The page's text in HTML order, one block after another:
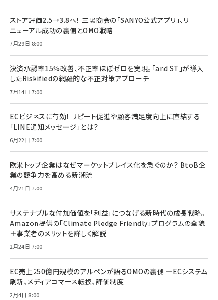
ストア評価2.5→3.8へ！ 三陽商会の「SANYO公式アプリ」、リ
ニューアル成功の裏側とOMO戦略
7月29日 8:00
決済承認率15%改善、不正率ほぼゼロを実現。「and ST」が導入
したRiskifiedの網羅的な不正対策アプローチ
7月14日 7:00
ECビジネスに有効！ リピート促進や顧客満足度向上に直結する
「LINE通知メッセージ」とは？
6月22日 7:00
欧米トップ企業はなぜマーケットプレイス化を急ぐのか？ BtoB企
業の競争力を高める新潮流
4月21日 7:00
サステナブルな付加価値を「利益」につなげる新時代の成長戦略。
Amazon提供の「Climate Pledge Friendly」プログラムの全貌
＋事業者のメリットを詳しく解説
2月24日 7:00
EC売上250億円規模のアルペンが語るOMOの裏側 ―ECシステム
刷新、メディアコマース転換、評価制度
2月4日 8:00